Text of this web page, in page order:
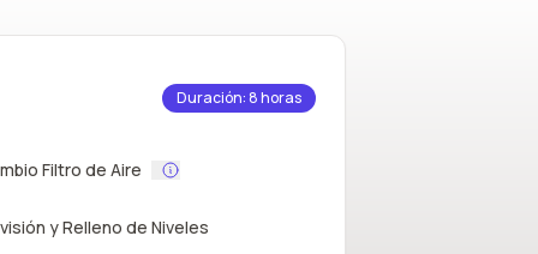
Duración: 8 horas
Filtro de Aire
y Relleno de Niveles